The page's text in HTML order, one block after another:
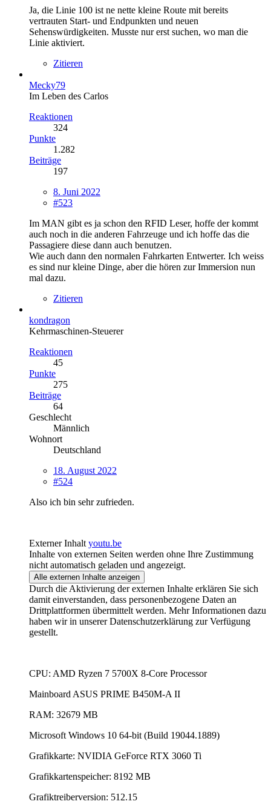
Ja, die Linie 100 ist ne nette kleine Route mit bereits
vertrauten Start- und Endpunkten und neuen
Sehenswürdigkeiten. Musste nur erst suchen, wo man die
Linie aktiviert.
Zitieren
Mecky79
Im Leben des Carlos
Reaktionen
324
Punkte
1.282
Beiträge
197
8. Juni 2022
#523
Im MAN gibt es ja schon den RFID Leser, hoffe der kommt
auch noch in die anderen Fahrzeuge und ich hoffe das die
Passagiere diese dann auch benutzen.
Wie auch dann den normalen Fahrkarten Entwerter. Ich weiss
es sind nur kleine Dinge, aber die hören zur Immersion nun
mal dazu.
Zitieren
kondragon
Kehrmaschinen-Steuerer
Reaktionen
45
Punkte
275
Beiträge
64
Geschlecht
Männlich
Wohnort
Deutschland
18. August 2022
#524
Also ich bin sehr zufrieden.
Externer Inhalt youtu.be
Inhalte von externen Seiten werden ohne Ihre Zustimmung
nicht automatisch geladen und angezeigt.
Alle externen Inhalte anzeigen
Durch die Aktivierung der externen Inhalte erklären Sie sich
damit einverstanden, dass personenbezogene Daten an
Drittplattformen übermittelt werden. Mehr Informationen dazu
haben wir in unserer Datenschutzerklärung zur Verfügung
gestellt.
CPU: AMD Ryzen 7 5700X 8-Core Processor
Mainboard ASUS PRIME B450M-A II
RAM: 32679 MB
Microsoft Windows 10 64-bit (Build 19044.1889)
Grafikkarte: NVIDIA GeForce RTX 3060 Ti
Grafikkartenspeicher: 8192 MB
Grafiktreiberversion: 512.15